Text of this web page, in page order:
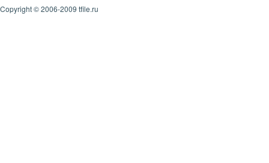
Copyright © 2006-2009 tfile.ru